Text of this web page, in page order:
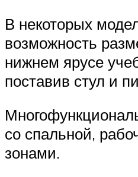
В некоторых
возможность
нижнем ярусе
поставив стул и
со спальной,
зонами.